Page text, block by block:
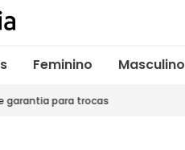
Feminino Masculino
garantia para trocas